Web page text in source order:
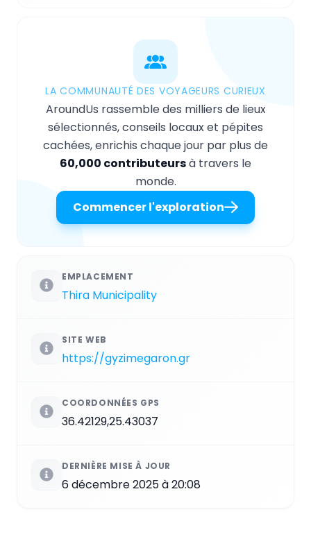
LA COMMUNAUTÉ DES VOYAGEURS CURIEUX
AroundUs rassemble des milliers de lieux
sélectionnés, conseils locaux et pépites
cachées, enrichis chaque jour par plus de
60,000 contributeursà travers le
monde.
Commencer l'exploration
EMPLACEMENT
Thira Municipality
SITE WEB
https://gyzimegaron.gr
COORDONNÉES GPS
36.42129,25.43037
DERNIÈRE MISE À JOUR
6 décembre 2025 à 20:08